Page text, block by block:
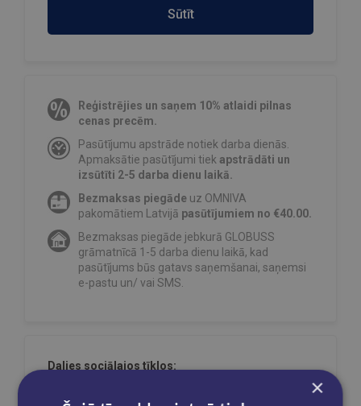
Sūtīt
Reģistrējies un saņem 10% atlaidi pilnas
cenas precēm.
Pasūtījumu apstrāde notiek darba dienās.
Apmaksātie pasūtījumi tiek apstrādāti un
izsūtīti 2-5 darba dienu laikā.
Bezmaksas piegāde uz OMNIVA
pakomātiem Latvijā pasūtījumiem no €40.00.
Bezmaksas piegāde jebkurā GLOBUSS
grāmatnīcā 1-5 darba dienu laikā, kad
pasūtījums būs gatavs saņemšanai, saņemsi
e-pastu un/ vai SMS.
Dalies sociālajos tīklos:
×